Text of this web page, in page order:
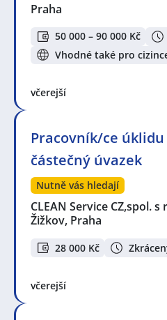
Praha
50 000 – 90 000 Kč
Vhodné také pro
včerejší
Pracovník/ce úklidu
částečný úvazek
Nutně vás hledají
CLEAN Service CZ,spol. s
Žižkov, Praha
28 000 Kč
včerejší